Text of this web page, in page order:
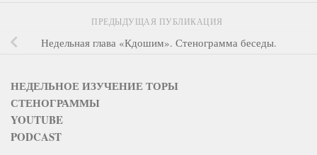
ПРЕДЫДУЩАЯ ПУБЛИКАЦИЯ
Недельная глава «Кдошим». Стенограмма беседы.
НЕДЕЛЬНОЕ ИЗУЧЕНИЕ ТОРЫ
СТЕНОГРАММЫ
YOUTUBE
PODCAST